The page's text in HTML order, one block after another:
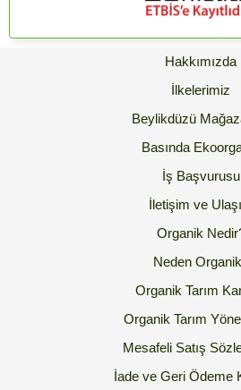
Hakkımızda
İlkelerimiz
Beylikdüzü
Basında
İş Başvurusu
İletişim ve
Organik
Neden
Organik Tarım
Organik Tarım
Mesafeli Satış
İade ve Geri Ödeme